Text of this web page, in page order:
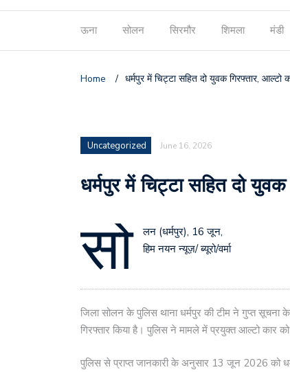
ऊना सोलन सिरमौर शिमला मंडी
Home / धर्मपुर में चिट्टा सहित दो युवक गिरफ्तार, आल्टो
Uncategorized June 16, 2026
धर्मपुर में चिट्टा सहित दो
सो
लन (धर्मपुर), 16 जून,
हिम नयन न्यूज़/ ब्यूरो/वर्मा
जिला सोलन के पुलिस थाना धर्मपुर की टीम ने गुप्त सूचना
गिरफ्तार किया है। पुलिस ने मामले में प्रयुक्त आल्टो कार
पुलिस से प्राप्त जानकारी के अनुसार 13 जून 2026 को